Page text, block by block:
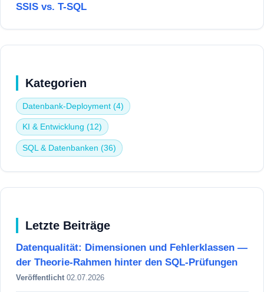
SSIS vs. T-SQL
Kategorien
Datenbank-Deployment (4)
KI & Entwicklung (12)
SQL & Datenbanken (36)
Letzte Beiträge
Datenqualität: Dimensionen und Fehlerklassen —
der Theorie-Rahmen hinter den SQL-Prüfungen
Veröffentlicht02.07.2026